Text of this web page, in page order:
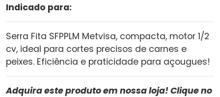
Indicado para:
Serra Fita SFPPLM Metvisa, compacta, motor 1/2
cv, ideal para cortes precisos de carnes e
peixes. Eficiência e praticidade para açougues!
Adquira este produto em nossa loja! Clique no